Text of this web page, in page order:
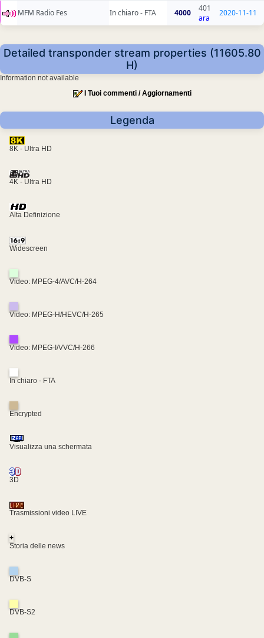
MFM Radio Fes In chiaro - FTA 4000
401
ara
2020-11-11
Detailed transponder stream properties (11605.80
H)
Information not available
I Tuoi commenti / Aggiornamenti
Legenda
8K - Ultra HD
4K - Ultra HD
Alta Definizione
Widescreen
Video: MPEG-4/AVC/H-264
Video: MPEG-H/HEVC/H-265
Video: MPEG-I/VVC/H-266
In chiaro - FTA
Encrypted
Visualizza una schermata
3D
Trasmissioni video LIVE
+
Storia delle news
DVB-S
DVB-S2